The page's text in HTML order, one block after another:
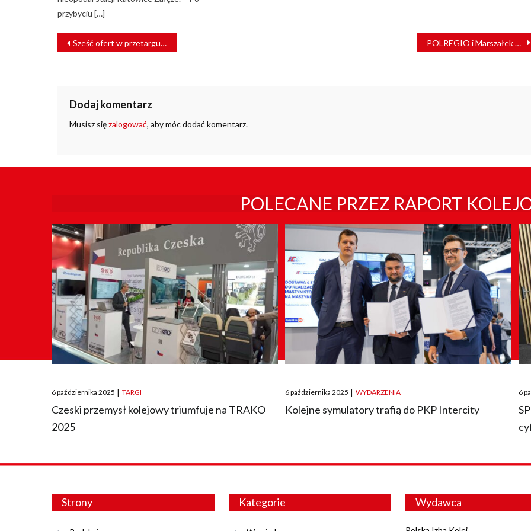
przybyciu […]
NAWIGACJA
WPISU
Sześć ofert w przetargu na dokumentację projektową PKM Południe POLREGIO i Marszałek Województwa Warmińsko-Mazurskiego porozumieli się ze Związkami
Dodaj komentarz
Musisz sięzalogować, aby móc dodać komentarz.
POLECANE PRZEZ RAPORT
Posted
on
6 października 2025 | TARGI
Czeski przemysł kolejowy triumfuje na TRAKO
2025
Posted
on
6 października 2025 | WYDARZENIA
Kolejne symulatory trafią do PKP Intercity
on
6
Strony Kategorie Wydawca